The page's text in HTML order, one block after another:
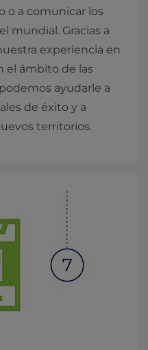
o a comunicar los
mundial. Gracias a
experiencia en
el ámbito de las
ayudarle a
de éxito y a
territorios.